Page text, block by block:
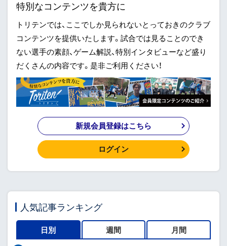
特別なコンテンツを貴方に
トリテンでは、ここでしか見られないとっておきのクラブ
コンテンツを提供いたします。試合では見ることのでき
ない選手の素顔、ゲーム解説、特別インタビューなど盛り
だくさんの内容です。是非ご利用ください！
新規会員登録はこちら
ログイン
人気記事ランキング
日別 週間 月間